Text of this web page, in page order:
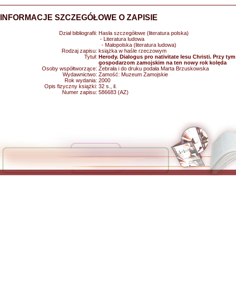
INFORMACJE SZCZEGÓŁOWE O ZAPISIE
Dział bibliografii: Hasła szczegółowe (literatura polska)
- Literatura ludowa
- Małopolska (literatura ludowa)
Rodzaj zapisu: książka w haśle rzeczowym
Tytuł: Herody. Dialogus pro nativitate Iesu Christi. Przy tym
gospodarzom zamojskim na ten nowy rok kolęda
Osoby współtworzące: Zebrała i do druku podała Marta Brzuskowska
Wydawnictwo: Zamość: Muzeum Zamojskie
Rok wydania: 2000
Opis fizyczny książki: 32 s., il.
Numer zapisu: 586683 (AZ)